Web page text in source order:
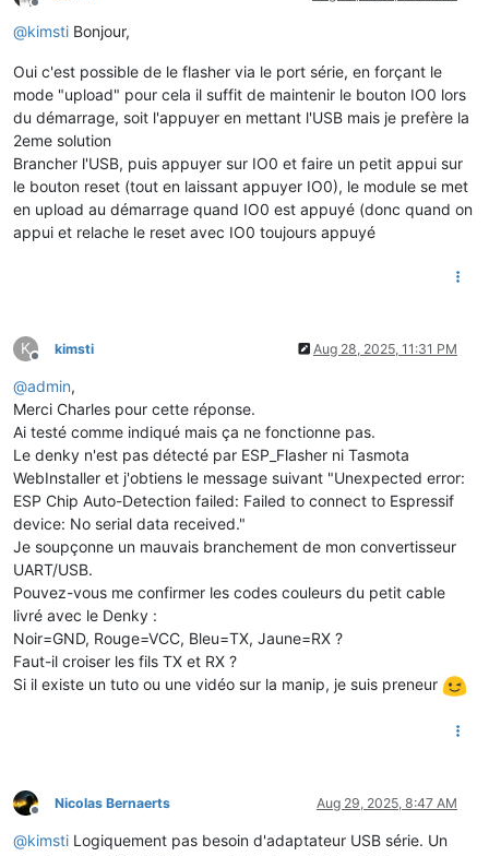
Offline
@kimsti Bonjour,
Oui c'est possible de le flasher via le port série, en forçant le
mode "upload" pour cela il suffit de maintenir le bouton IO0 lors
du démarrage, soit l'appuyer en mettant l'USB mais je prefère la
2eme solution
Brancher l'USB, puis appuyer sur IO0 et faire un petit appui sur
le bouton reset (tout en laissant appuyer IO0), le module se met
en upload au démarrage quand IO0 est appuyé (donc quand on
appui et relache le reset avec IO0 toujours appuyé
K
Offline
kimsti Aug 28, 2025, 11:31 PM
@admin,
Merci Charles pour cette réponse.
Ai testé comme indiqué mais ça ne fonctionne pas.
Le denky n'est pas détecté par ESP_Flasher ni Tasmota
WebInstaller et j'obtiens le message suivant "Unexpected error:
ESP Chip Auto-Detection failed: Failed to connect to Espressif
device: No serial data received."
Je soupçonne un mauvais branchement de mon convertisseur
UART/USB.
Pouvez-vous me confirmer les codes couleurs du petit cable
livré avec le Denky :
Noir=GND, Rouge=VCC, Bleu=TX, Jaune=RX ?
Faut-il croiser les fils TX et RX ?
Si il existe un tuto ou une vidéo sur la manip, je suis preneur
Offline
Nicolas Bernaerts Aug 29, 2025, 8:47 AM
@kimsti Logiquement pas besoin d'adaptateur USB série. Un